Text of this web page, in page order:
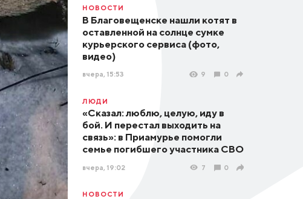
НОВОСТИ
В Благовещенске нашли котят в
оставленной на солнце сумке
курьерского сервиса (фото,
видео)
вчера, 15:53 9 0
ЛЮДИ
«Сказал: люблю, целую, иду в
бой. И перестал выходить на
связь»: в Приамурье помогли
семье погибшего участника СВО
вчера, 19:02 7 0
НОВОСТИ